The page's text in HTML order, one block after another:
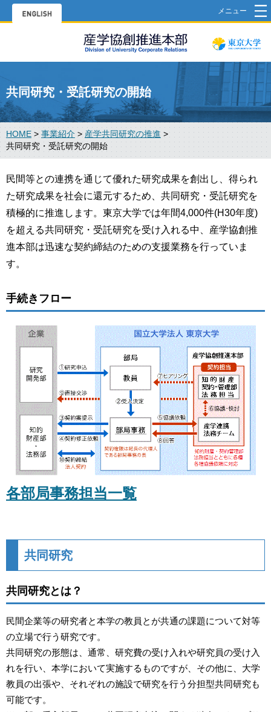
メニュー
共同研究・受託研究の開始
HOME > 事業紹介 > 産学共同研究の推進 >
共同研究・受託研究の開始
民間等との連携を通じて優れた研究成果を創出し、得られ
た研究成果を社会に還元するため、共同研究・受託研究を
積極的に推進します。東京大学では年間4,000件(H30年度)
を超える共同研究・受託研究を受け入れる中、産学協創推
進本部は迅速な契約締結のための支援業務を行っていま
す。
手続きフロー
各部局事務担当一覧
共同研究
共同研究とは？
民間企業等の研究者と本学の教員とが共通の課題について対等
の立場で行う研究です。
共同研究の形態は、通常、研究費の受け入れや研究員の受け入
れを行い、本学において実施するものですが、その他に、大学
教員の出張や、それぞれの施設で研究を行う分担型共同研究も
可能です。